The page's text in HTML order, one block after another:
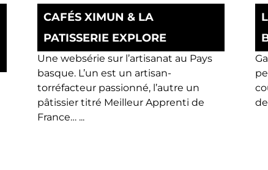
CAFÉS XIMUN & LA
PATISSERIE EXPLORE
Une websérie sur l’artisanat au Pays
basque. L’un est un artisan-
torréfacteur passionné, l’autre un
pâtissier titré Meilleur Apprenti de
France… ...